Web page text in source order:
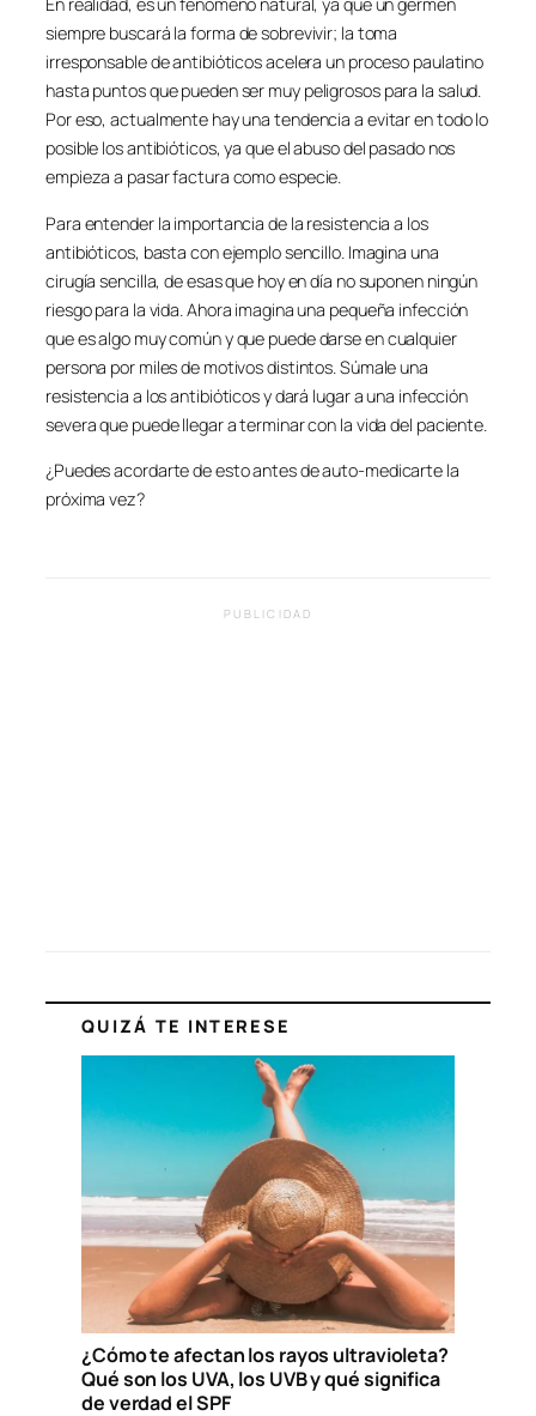
siempre buscará la forma de sobrevivir; la toma
irresponsable de antibióticos acelera un proceso paulatino
hasta puntos que pueden ser muy peligrosos para la salud.
Por eso, actualmente hay una tendencia a evitar en todo lo
posible los antibióticos, ya que el abuso del pasado nos
empieza a pasar factura como especie.
Para entender la importancia de la resistencia a los
antibióticos, basta con ejemplo sencillo. Imagina una
cirugía sencilla, de esas que hoy en día no suponen ningún
riesgo para la vida. Ahora imagina una pequeña infección
que es algo muy común y que puede darse en cualquier
persona por miles de motivos distintos. Súmale una
resistencia a los antibióticos y dará lugar a una infección
severa que puede llegar a terminar con la vida del paciente.
¿Puedes acordarte de esto antes de auto-medicarte la
próxima vez?
PUBLICIDAD
QUIZÁ TE INTERESE
¿Cómo te afectan los rayos ultravioleta?
Qué son los UVA, los UVB y qué significa
de verdad el SPF